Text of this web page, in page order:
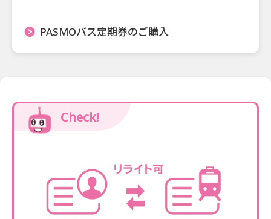
PASMOバス定期券のご購入
Check!